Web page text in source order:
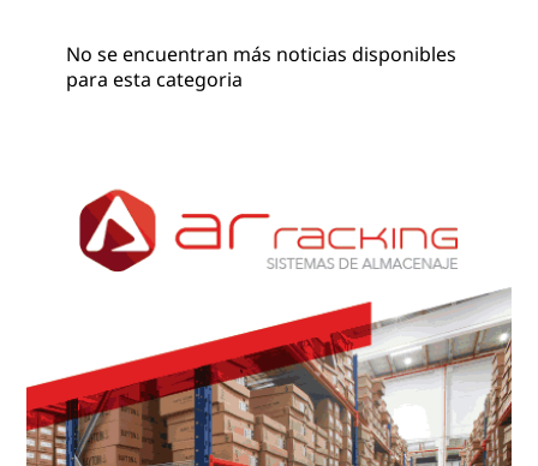
No se encuentran más noticias disponibles
para esta categoria